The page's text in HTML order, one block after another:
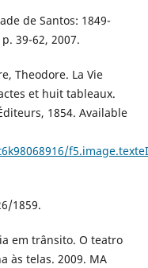
de Santos: 1849-
39-62, 2007.
Theodore. La Vie
et huit tableaux.
1854. Available
1859.
em trânsito. O teatro
às telas. 2009. MA